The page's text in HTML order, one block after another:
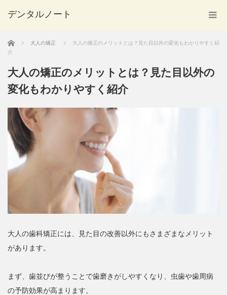
デンタルノート
ホーム 大人の矯正
大人の矯正のメリットとは？見た目以外の変化もわかりやすく紹
介
大人の矯正のメリットとは？見た目以外の
変化もわかりやすく紹介
大人の歯科矯正には、見た目の改善以外にもさまざまなメリット
があります。
まず、歯並びが整うことで歯磨きがしやすくなり、虫歯や歯周病
の予防効果が高まります。